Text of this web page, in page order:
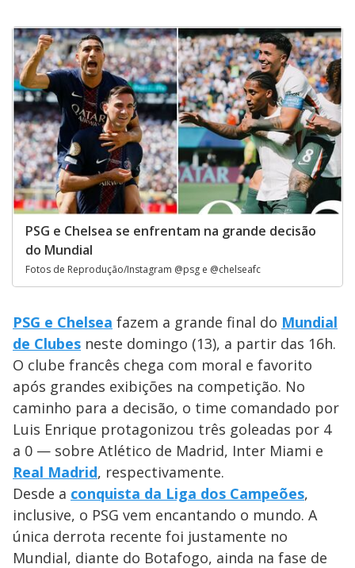
PSG e Chelsea se enfrentam na grande decisão
do Mundial
Fotos de Reprodução/Instagram @psg e @chelseafc
PSG e Chelsea fazem a grande final do Mundial
de Clubes neste domingo (13), a partir das 16h.
O clube francês chega com moral e favorito
após grandes exibições na competição. No
caminho para a decisão, o time comandado por
Luis Enrique protagonizou três goleadas por 4
a 0 — sobre Atlético de Madrid, Inter Miami e
Real Madrid, respectivamente.
Desde a conquista da Liga dos Campeões,
inclusive, o PSG vem encantando o mundo. A
única derrota recente foi justamente no
Mundial, diante do Botafogo, ainda na fase de